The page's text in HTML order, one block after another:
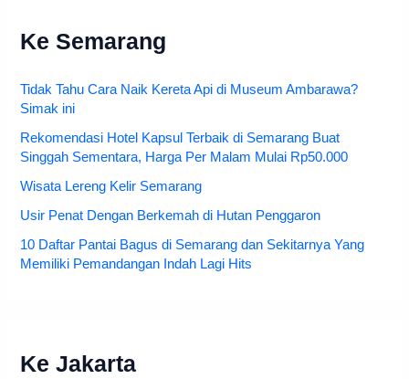
Ke Semarang
Tidak Tahu Cara Naik Kereta Api di Museum Ambarawa?
Simak ini
Rekomendasi Hotel Kapsul Terbaik di Semarang Buat
Singgah Sementara, Harga Per Malam Mulai Rp50.000
Wisata Lereng Kelir Semarang
Usir Penat Dengan Berkemah di Hutan Penggaron
10 Daftar Pantai Bagus di Semarang dan Sekitarnya Yang
Memiliki Pemandangan Indah Lagi Hits
Ke Jakarta